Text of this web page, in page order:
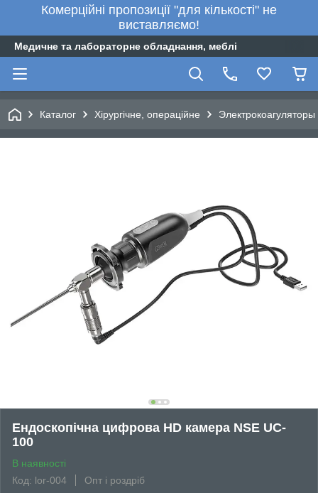
Комерційні пропозиції "для кількості" не
виставляємо!
Медичне та лабораторне обладнання, меблі
Каталог Хірургічне, операційне
Ендоскопічна цифрова HD камера NSE UC-
100
В наявності
Код: lor-004
Опт і роздріб